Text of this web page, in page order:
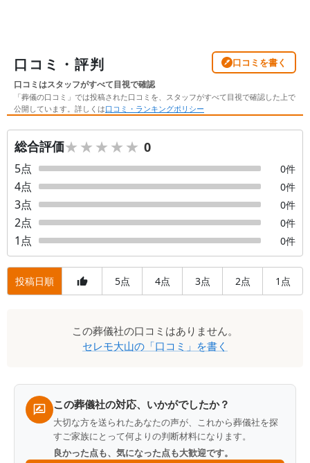
口コミ・評判 口コミを書く
口コミはスタッフがすべて目視で確認
「葬儀の口コミ」では投稿された口コミを、スタッフがすべて目視で確認した上で
公開しています。詳しくは口コミ・ランキングポリシー
総合評価★★★★★
★★★★★ 0
5点 0件
4点 0件
3点 0件
2点 0件
1 点 0件
投稿日順 5点 4点 3点 2点 1 点
この葬儀社の口コミはありません。
セレモ大山の「口コミ」を書く
この葬儀社の対応、いかがでしたか？
大切な方を送られたあなたの声が、これから葬儀社を探
すご家族にとって何よりの判断材料になります。
良かった点も、気になった点も大歓迎です。